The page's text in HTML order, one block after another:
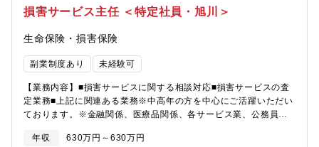
損害サービス主任 ＜特定社員・旭川＞
生命保険・損害保険
副業制度あり 未経験可
【業務内容】■損害サービスに関する相談対応■損害サービスの査
定業務■上記に関連ある業務※中高年の方を中心にご活躍いただい
ております。※金融関係、医療品関係、各サービス業、公務員、
じて業務を体得されております。【損害サービスとは】事故発生
年収 630万円～630万円